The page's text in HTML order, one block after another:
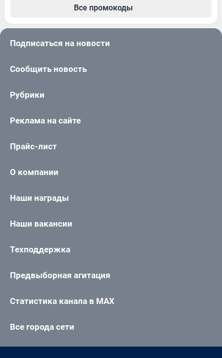
Все промокоды
Подписаться на новости
Сообщить новость
Рубрики
Реклама на сайте
Прайс-лист
О компании
Наши награды
Наши вакансии
Техподдержка
Предвыборная агитация
Статистика канала в MAX
Все города сети